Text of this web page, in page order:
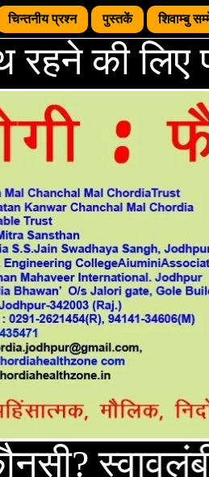
चिन्तनीय प्रश्न पुस्तकें शिवाम्बु
रहने की
स्वावलंबी